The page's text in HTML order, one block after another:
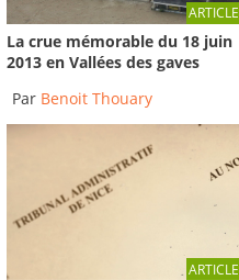
ARTICLE
La crue mémorable du 18 juin
2013 en Vallées des gaves
Par Benoit Thouary
ARTICLE